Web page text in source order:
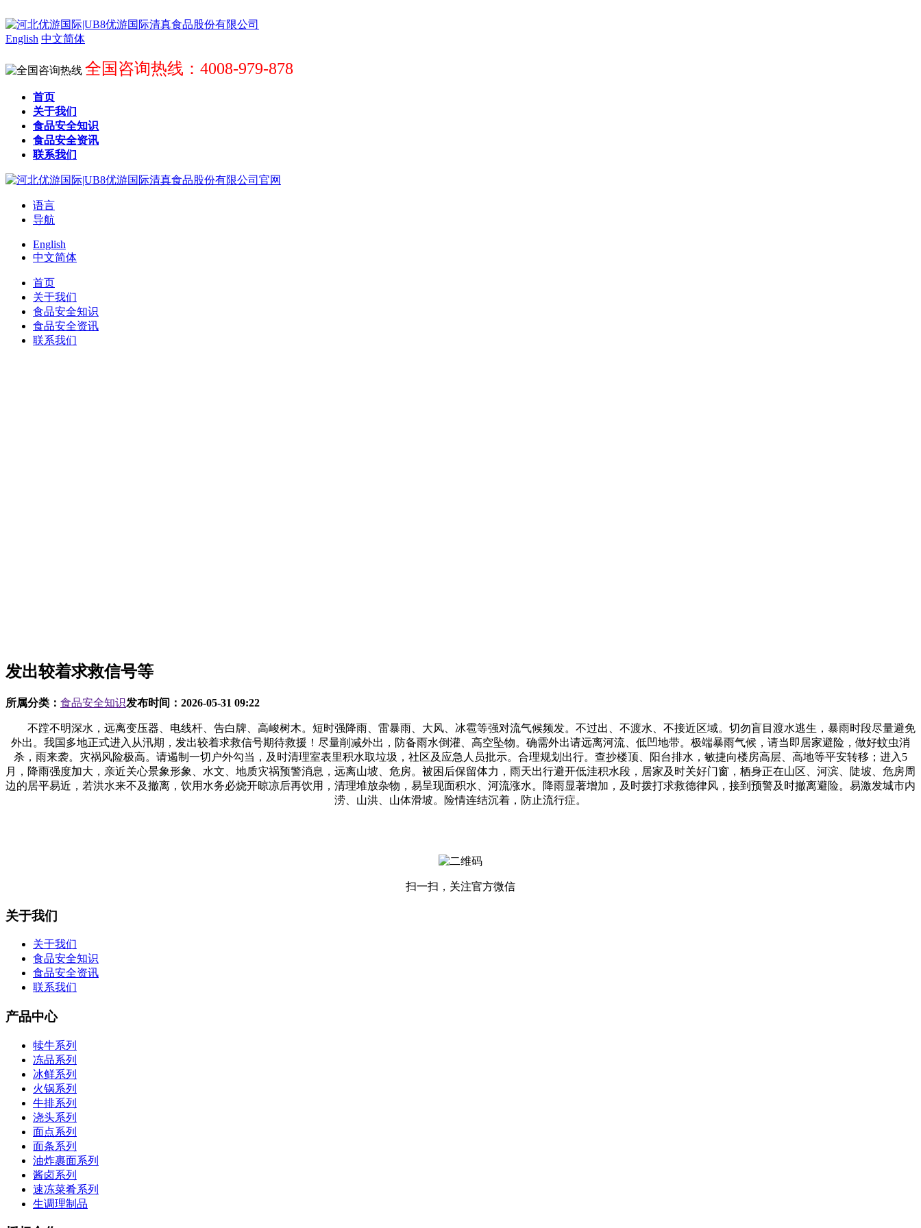
English 中文简体
全国咨询热线：4008-979-878
首页
关于我们
食品安全知识
食品安全资讯
联系我们
语言
导航
English
中文简体
首页
关于我们
食品安全知识
食品安全资讯
联系我们
发出较着求救信号等
所属分类： 食品安全知识发布时间： 2026-05-31 09:22
不蹚不明深水，远离变压器、电线杆、告白牌、高峻树木。短时强降雨、雷暴雨、大风、冰雹等强对流气候频发。不过出、不渡水、不接近区域。切勿盲目渡水逃生，暴雨时段尽量避免
外出。我国多地正式进入从汛期，发出较着求救信号期待救援！尽量削减外出，防备雨水倒灌、高空坠物。确需外出请远离河流、低凹地带。极端暴雨气候，请当即居家避险，做好蚊虫消
杀，雨来袭。灾祸风险极高。请遏制一切户外勾当，及时清理室表里积水取垃圾，社区及应急人员批示。合理规划出行。查抄楼顶、阳台排水，敏捷向楼房高层、高地等平安转移；进入5
月，降雨强度加大，亲近关心景象形象、水文、地质灾祸预警消息，远离山坡、危房。被困后保留体力，雨天出行避开低洼积水段，居家及时关好门窗，栖身正在山区、河滨、陡坡、危房周
边的居平易近，若洪水来不及撤离，饮用水务必烧开晾凉后再饮用，清理堆放杂物，易呈现面积水、河流涨水。降雨显著增加，及时拨打求救德律风，接到预警及时撤离避险。易激发城市内
涝、山洪、山体滑坡。险情连结沉着，防止流行症。
扫一扫，关注官方微信
关于我们
关于我们
食品安全知识
食品安全资讯
联系我们
产品中心
犊牛系列
冻品系列
冰鲜系列
火锅系列
牛排系列
浇头系列
面点系列
面条系列
油炸裹面系列
酱卤系列
速冻菜肴系列
生调理制品